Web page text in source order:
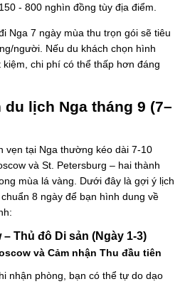
- 800 nghìn đồng tùy địa điểm.
Nga 7 ngày mùa thu trọn gói sẽ tiêu
người. Nếu du khách chọn hình
chi phí có thể thấp hơn đáng
lịch Nga tháng 9 (7–
vẹn tại Nga thường kéo dài 7-10
và St. Petersburg – hai thành
mùa lá vàng. Dưới đây là gợi ý lịch
8 ngày để bạn hình dung về
Thủ đô Di sản (Ngày 1-3)
và Cảm nhận Thu đầu tiên
nhận phòng, bạn có thể tự do dạo